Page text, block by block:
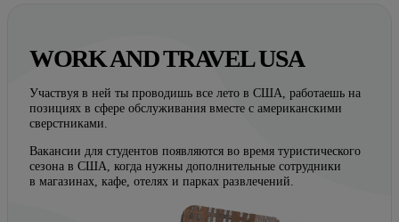
WORK AND TRAVEL USA
Участвуя в ней ты проводишь все лето в США, работаешь на
позициях в сфере обслуживания вместе с американскими
сверстниками.
Вакансии для студентов появляются во время туристического
сезона в США, когда нужны дополнительные сотрудники
в магазинах, кафе, отелях и парках развлечений.